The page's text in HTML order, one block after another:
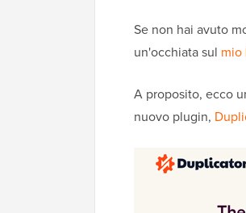
Se non hai avuto
un'occhiata sul mio
A proposito, ecco
nuovo plugin,